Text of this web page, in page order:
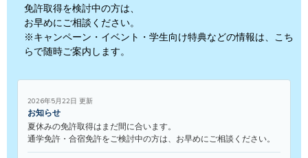
免許取得を検討中の方は、
お早めにご相談ください。
※キャンペーン・イベント・学生向け特典などの情報は、こち
らで随時ご案内します。
2026年5月22日 更新
お知らせ
夏休みの免許取得はまだ間に合います。
通学免許・合宿免許をご検討中の方は、お早めにご相談ください。